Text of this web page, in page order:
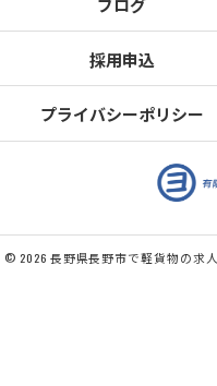
採用申込
プライバシーポリシー
© 2026 長野県長野市で軽貨物の求人